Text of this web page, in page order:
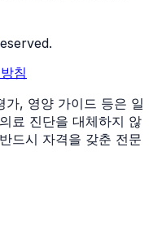
침
, 영양 가이드 등은 일
료 진단을 대체하지 않
드시 자격을 갖춘 전문